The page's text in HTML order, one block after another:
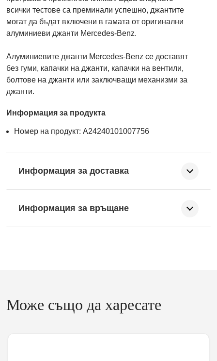
всички тестове са преминали успешно, джантите
могат да бъдат включени в гамата от оригинални
алуминиеви джанти Mercedes-Benz.
Алуминиевите джанти Mercedes-Benz се доставят
без гуми, капачки на джанти, капачки на вентили,
болтове на джанти или заключващи механизми за
джанти.
Информация за продукта
Номер на продукт: A24240101007756
Информация за доставка
Информация за връщане
Може също да харесате